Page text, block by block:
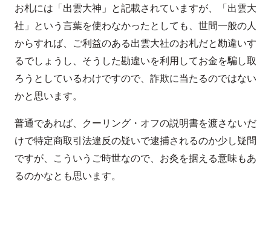
お札には「出雲大神」と記載されていますが、「出雲大
社」という言葉を使わなかったとしても、世間一般の人
からすれば、ご利益のある出雲大社のお札だと勘違いす
るでしょうし、そうした勘違いを利用してお金を騙し取
ろうとしているわけですので、詐欺に当たるのではない
かと思います。
普通であれば、クーリング・オフの説明書を渡さないだ
けで特定商取引法違反の疑いで逮捕されるのか少し疑問
ですが、こういうご時世なので、お灸を据える意味もあ
るのかなとも思います。